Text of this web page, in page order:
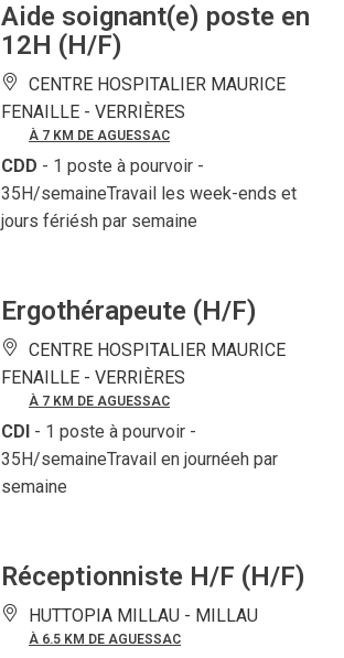
Aide soignant(e) poste en
12H (H/F)
CENTRE HOSPITALIER MAURICE
FENAILLE - VERRIÈRES
À 7 KM DE AGUESSAC
CDD - 1 poste à pourvoir -
35H/semaineTravail les week-ends et
jours fériésh par semaine
Ergothérapeute (H/F)
CENTRE HOSPITALIER MAURICE
FENAILLE - VERRIÈRES
À 7 KM DE AGUESSAC
CDI - 1 poste à pourvoir -
35H/semaineTravail en journéeh par
semaine
Réceptionniste H/F (H/F)
HUTTOPIA MILLAU - MILLAU
À 6.5 KM DE AGUESSAC